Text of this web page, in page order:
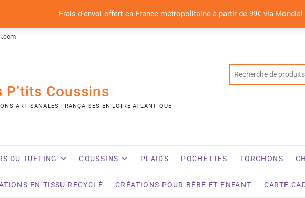
Frais d'envoi offert en France métropolitaine à partir de 99€ via Mondial
P’tits Coussins
ARTISANALES FRANÇAISES EN LOIRE ATLANTIQUE
DU TUFTING COUSSINS PLAIDS POCHETTES TORCHONS
EN TISSU RECYCLÉ CRÉATIONS POUR BÉBÉ ET ENFANT CARTE